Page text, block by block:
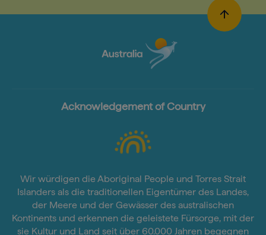
Acknowledgement of Country
Wir würdigen die Aboriginal People und Torres Strait
Islanders als die traditionellen Eigentümer des Landes,
der Meere und der Gewässer des australischen
Kontinents und erkennen die geleistete Fürsorge, mit der
sie Kultur und Land seit über 60.000 Jahren begegnen